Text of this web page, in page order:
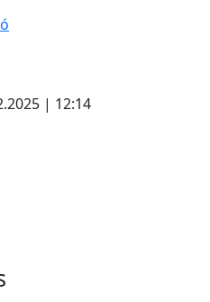
| 12:14